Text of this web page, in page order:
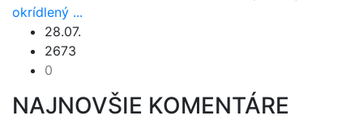
okrídlený ...
28.07.
2673
0
NAJNOVŠIE KOMENTÁRE